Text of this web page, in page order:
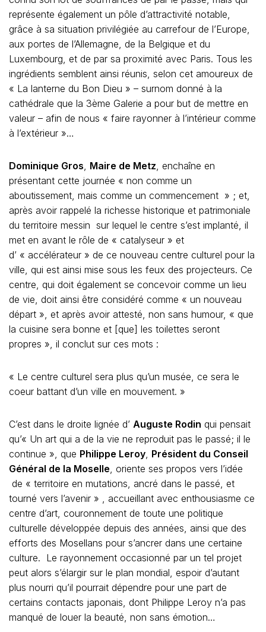
représente également un pôle d’attractivité notable,
grâce à sa situation privilégiée au carrefour de l’Europe,
aux portes de l’Allemagne, de la Belgique et du
Luxembourg, et de par sa proximité avec Paris. Tous les
ingrédients semblent ainsi réunis, selon cet amoureux de
« La lanterne du Bon Dieu » – surnom donné à la
cathédrale que la 3ème Galerie a pour but de mettre en
valeur – afin de nous « faire rayonner à l’intérieur comme
à l’extérieur »…
Dominique Gros, Maire de Metz, enchaîne en
présentant cette journée « non comme un
aboutissement, mais comme un commencement » ; et,
après avoir rappelé la richesse historique et patrimoniale
du territoire messin sur lequel le centre s’est implanté, il
met en avant le rôle de « catalyseur » et
d’ « accélérateur » de ce nouveau centre culturel pour la
ville, qui est ainsi mise sous les feux des projecteurs. Ce
centre, qui doit également se concevoir comme un lieu
de vie, doit ainsi être considéré comme « un nouveau
départ », et après avoir attesté, non sans humour, « que
la cuisine sera bonne et [que] les toilettes seront
propres », il conclut sur ces mots :
« Le centre culturel sera plus qu’un musée, ce sera le
coeur battant d’un ville en mouvement. »
C’est dans le droite lignée d’ Auguste Rodin qui pensait
qu’« Un art qui a de la vie ne reproduit pas le passé; il le
continue », que Philippe Leroy, Président du Conseil
Général de la Moselle, oriente ses propos vers l’idée
de « territoire en mutations, ancré dans le passé, et
tourné vers l’avenir » , accueillant avec enthousiasme ce
centre d’art, couronnement de toute une politique
culturelle développée depuis des années, ainsi que des
efforts des Mosellans pour s’ancrer dans une certaine
culture. Le rayonnement occasionné par un tel projet
peut alors s’élargir sur le plan mondial, espoir d’autant
plus nourri qu’il pourrait dépendre pour une part de
certains contacts japonais, dont Philippe Leroy n’a pas
manqué de louer la beauté, non sans émotion…